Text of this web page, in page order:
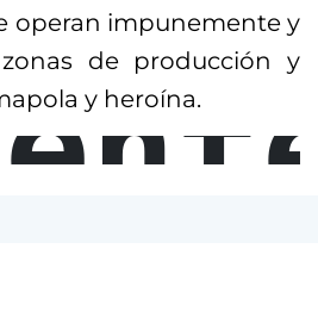
operan impunemente y
de producción y
y heroína.